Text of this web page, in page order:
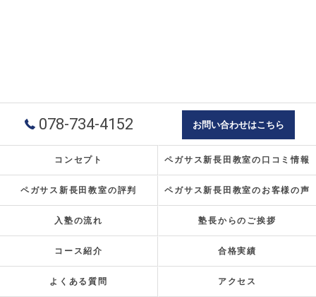
078-734-4152 お問い合わせはこちら
コンセプト ペガサス新長田教室の口コミ情報
ペガサス新長田教室の評判 ペガサス新長田教室のお客様の声
入塾の流れ 塾長からのご挨拶
コース紹介 合格実績
よくある質問 アクセス